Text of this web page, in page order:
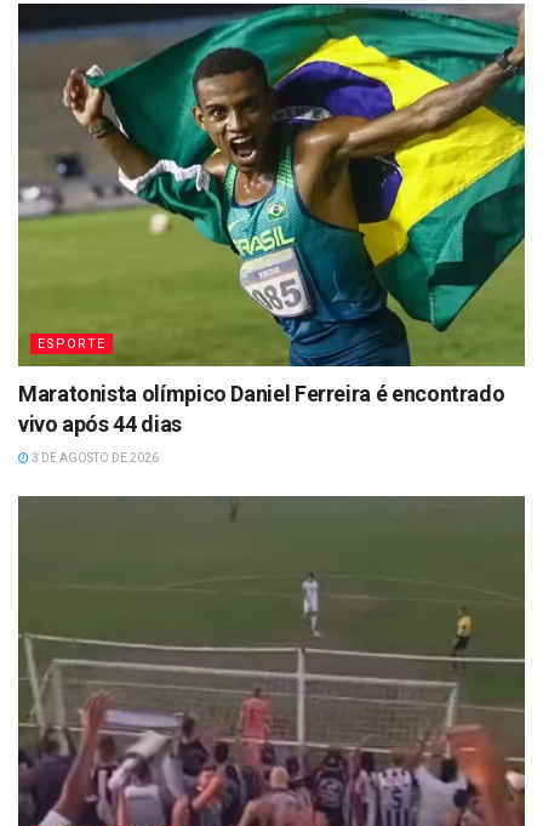
ESPORTE
Maratonista olímpico Daniel Ferreira é encontrado
vivo após 44 dias
3 DE AGOSTO DE 2026